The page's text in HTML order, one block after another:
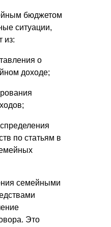
бюджетом
ситуации,
из:
о
доходе;
по статьям в
семейными
Это